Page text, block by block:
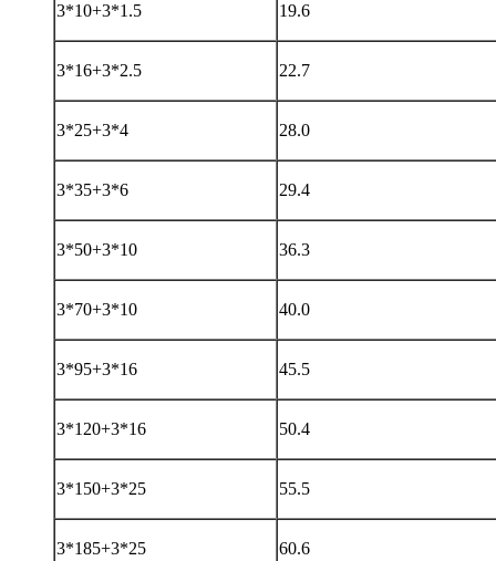
3*10+3*1.5 19.6
3*16+3*2.5 22.7
3*25+3*4 28.0
3*35+3*6 29.4
3*50+3*10 36.3
3*70+3*10 40.0
3*95+3*16 45.5
3*120+3*16 50.4
3*150+3*25 55.5
3*185+3*25 60.6